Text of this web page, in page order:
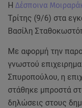
Η Δέσποινα
Τρίτης (9/6) στα
Βασίλη
Με αφορμή την
γνωστού
Σπυροπούλου, η
στάθηκε μπροστά
δηλώσεις στους